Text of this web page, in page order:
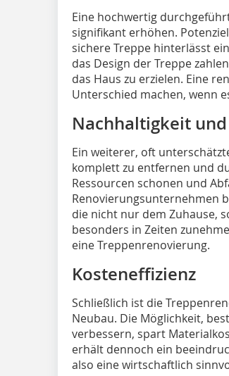
Eine hochwertig
signifikant erhöhen.
sichere Treppe hinterlässt
das Design der Treppe
das Haus zu erzielen. Eine
Unterschied machen, wenn
Nachhaltigkeit
Ein weiterer, oft
komplett zu entfernen und
Ressourcen schonen und
Renovierungsunternehmen
die nicht nur dem ­Zuhause,
besonders in Zeiten
eine Treppenrenovierung.
Kosteneffizienz
Schließlich ist die
Neubau. Die Möglichkeit,
verbessern, spart
erhält dennoch ein
also eine wirtschaftlich